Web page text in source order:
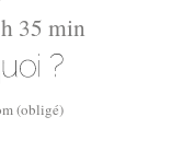
35 min
(obligé)